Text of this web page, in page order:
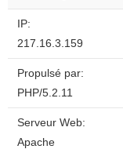
IP:
217.16.3.159
Propulsé par:
PHP/5.2.11
Serveur Web:
Apache